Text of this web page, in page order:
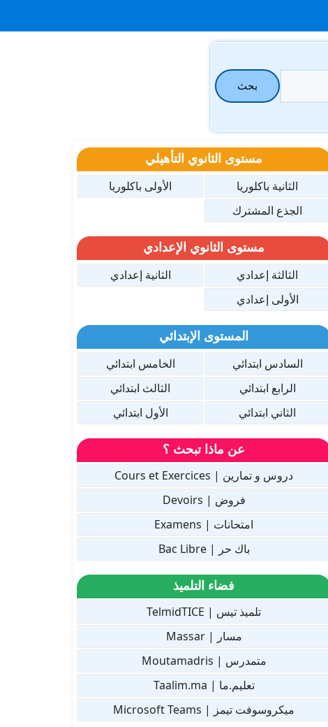
بحث
مستوى الثانوي التأهيلي
الثانية باكلوريا
الأولى باكلوريا
الجذع المشترك
مستوى الثانوي الإعدادي
الثالثة إعدادي
الثانية إعدادي
الأولى إعدادي
المستوى الإبتدائي
السادس ابتدائي
الخامس ابتدائي
الرابع ابتدائي
الثالث ابتدائي
الثاني ابتدائي
الأول ابتدائي
عن ماذا تبحث ؟
دروس و تمارين | Cours et Exercices
فروض | Devoirs
امتحانات | Examens
باك حر | Bac Libre
فضاء التلميذ
تلميذ تيس | TelmidTICE
مسار | Massar
متمدرس | Moutamadris
تعليم.ما | Taalim.ma
ميكروسوفت تيمز | Microsoft Teams